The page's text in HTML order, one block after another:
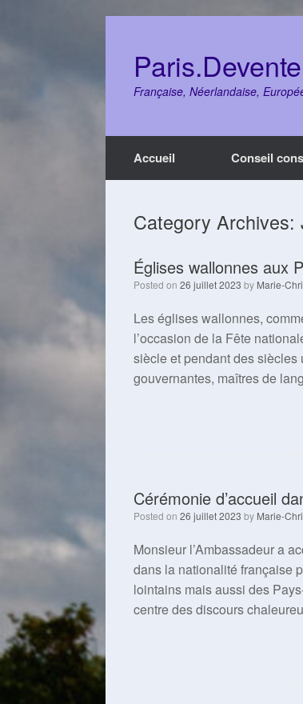
content
Française, Néerlandaise,
Accueil Conseil
Category Archives:
Églises wallonnes aux
Posted on 26 juillet 2023 by Marie-
Les églises wallonnes,
l’occasion de la Fête
siècle et pendant des
gouvernantes, maîtres de
Cérémonie d’accueil
Posted on 26 juillet 2023 by Marie-
Monsieur l’Ambassadeur a
dans la nationalité française
lointains mais aussi des
centre des discours